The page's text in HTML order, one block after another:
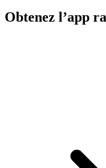
Obtenez l’app